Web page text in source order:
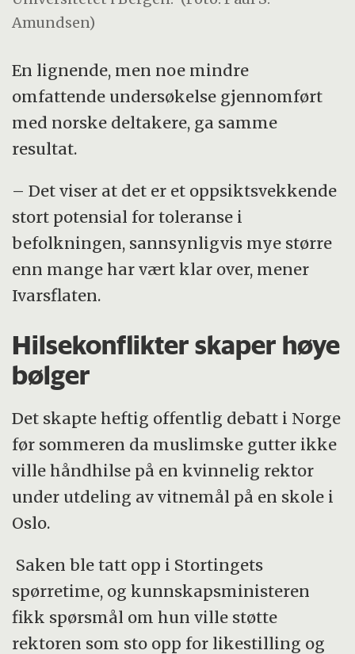
Amundsen)
En lignende, men noe mindre
omfattende undersøkelse gjennomført
med norske deltakere, ga samme
resultat.
– Det viser at det er et oppsiktsvekkende
stort potensial for toleranse i
befolkningen, sannsynligvis mye større
enn mange har vært klar over, mener
Ivarsflaten.
Hilsekonflikter skaper høye
bølger
Det skapte heftig offentlig debatt i Norge
før sommeren da muslimske gutter ikke
ville håndhilse på en kvinnelig rektor
under utdeling av vitnemål på en skole i
Oslo.
Saken ble tatt opp i Stortingets
spørretime, og kunnskapsministeren
fikk spørsmål om hun ville støtte
rektoren som sto opp for likestilling og